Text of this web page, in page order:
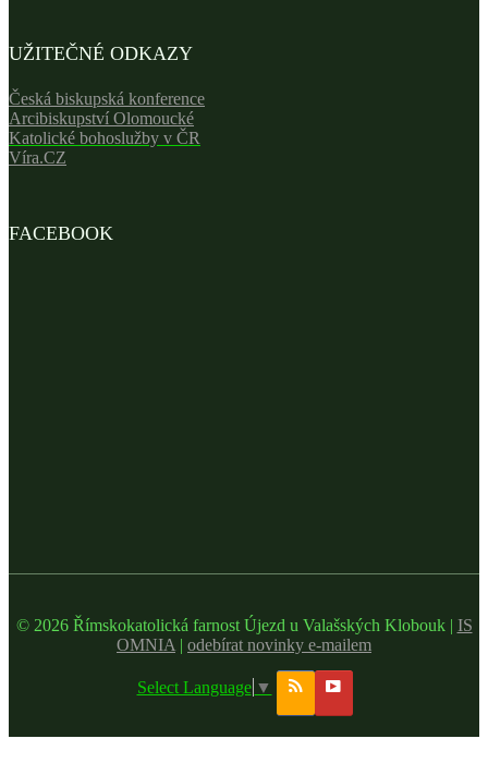
UŽITEČNÉ ODKAZY
Česká biskupská konference
Arcibiskupství Olomoucké
Katolické bohoslužby v ČR
Víra.CZ
FACEBOOK
© 2026 Římskokatolická farnost Újezd u Valašských Klobouk | IS
OMNIA | odebírat novinky e-mailem
Select Language ▼